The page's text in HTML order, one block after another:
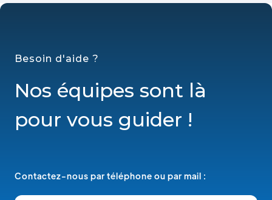
Besoin d'aide ?
Nos équipes sont là
pour vous guider !
Contactez-nous par téléphone ou par mail :